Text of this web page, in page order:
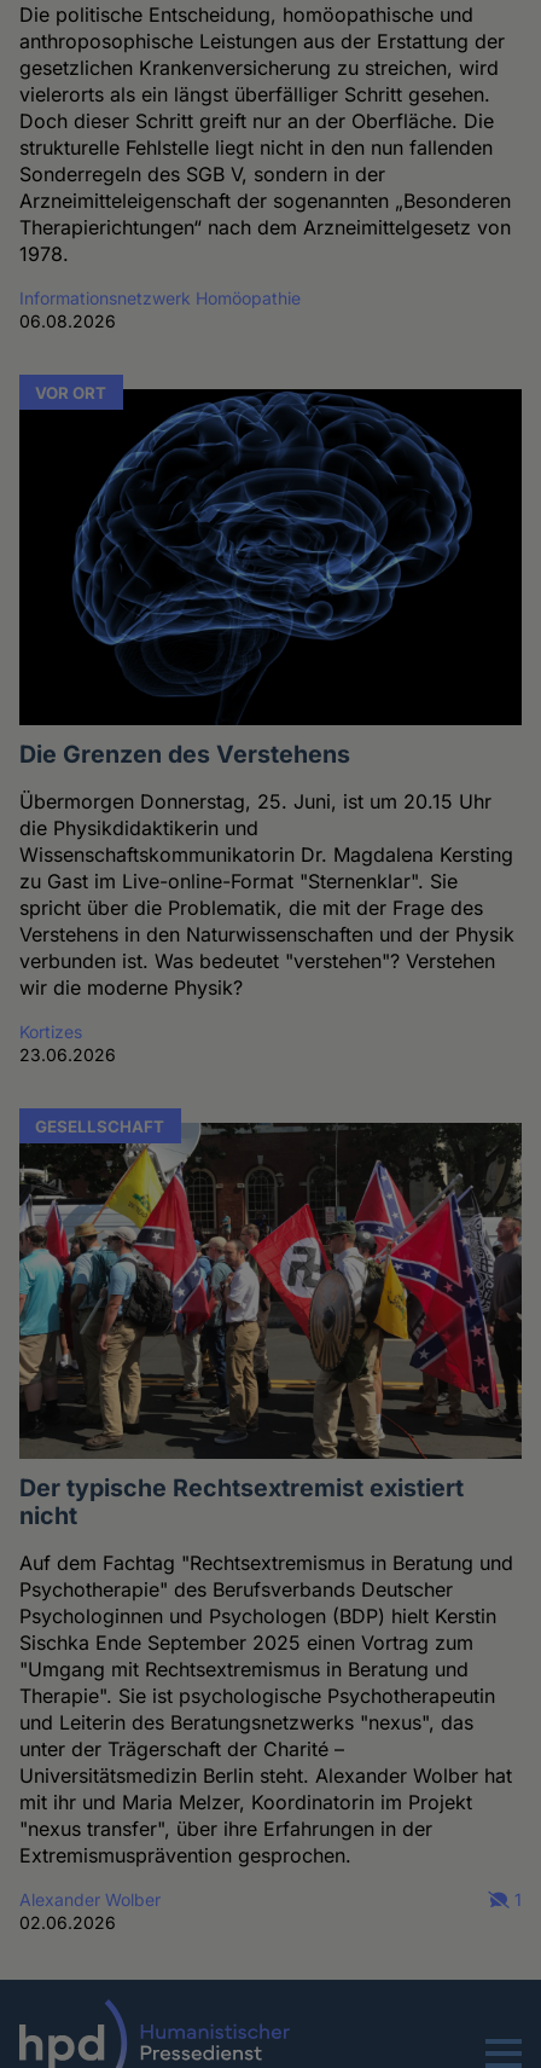
Die politische Entscheidung, homöopathische und
anthroposophische Leistungen aus der Erstattung der
gesetzlichen Krankenversicherung zu streichen, wird
vielerorts als ein längst überfälliger Schritt gesehen.
Doch dieser Schritt greift nur an der Oberfläche. Die
strukturelle Fehlstelle liegt nicht in den nun fallenden
Sonderregeln des SGB V, sondern in der
Arzneimitteleigenschaft der sogenannten „Besonderen
Therapierichtungen“ nach dem Arzneimittelgesetz von
1978.
Informationsnetzwerk Homöopathie
06.08.2026
VOR ORT
Die Grenzen des Verstehens
Übermorgen Donnerstag, 25. Juni, ist um 20.15 Uhr
die Physikdidaktikerin und
Wissenschaftskommunikatorin Dr. Magdalena Kersting
zu Gast im Live-online-Format "Sternenklar". Sie
spricht über die Problematik, die mit der Frage des
Verstehens in den Naturwissenschaften und der Physik
verbunden ist. Was bedeutet "verstehen"? Verstehen
wir die moderne Physik?
Kortizes
23.06.2026
GESELLSCHAFT
Der typische Rechtsextremist existiert
nicht
Auf dem Fachtag "Rechtsextremismus in Beratung und
Psychotherapie" des Berufsverbands Deutscher
Psychologinnen und Psychologen (BDP) hielt Kerstin
Sischka Ende September 2025 einen Vortrag zum
"Umgang mit Rechtsextremismus in Beratung und
Therapie". Sie ist psychologische Psychotherapeutin
und Leiterin des Beratungsnetzwerks "nexus", das
unter der Trägerschaft der Charité –
Universitätsmedizin Berlin steht. Alexander Wolber hat
mit ihr und Maria Melzer, Koordinatorin im Projekt
"nexus transfer", über ihre Erfahrungen in der
Extremismusprävention gesprochen.
Alexander Wolber
02.06.2026
1
Menu